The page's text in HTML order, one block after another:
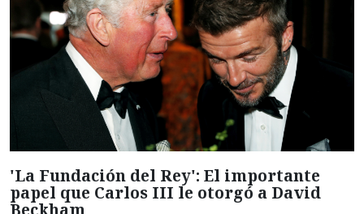
'La Fundación del Rey': El importante
papel que Carlos III le otorgó a David